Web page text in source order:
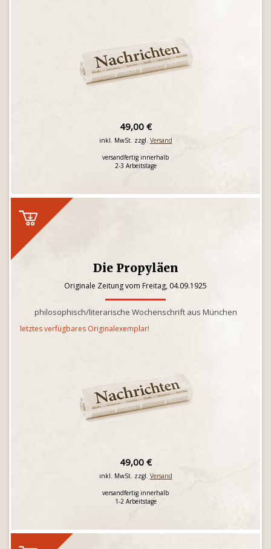
49,00 €
inkl. MwSt. zzgl. Versand
versandfertig innerhalb
2-3 Arbeitstage
Die Propyläen
Originale Zeitung vom Freitag, 04.09.1925
philosophisch/literarische Wochenschrift aus München
letztes verfügbares Originalexemplar!
49,00 €
inkl. MwSt. zzgl. Versand
versandfertig innerhalb
1-2 Arbeitstage